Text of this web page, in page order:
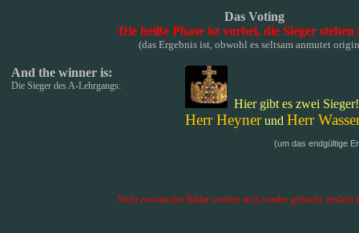
Das Voting
Die heiße Phase ist vorbei, die Sieger stehen
(das Ergebnis ist, obwohl es seltsam anmutet
And the winner is:
Die Sieger des A-Lehrgangs:
Hier gibt es zwei Sieger!
Herr Heynerund Herr
(um das endgültige
Nicht erwünschte Bilder werden auch wieder gelöscht, einfach